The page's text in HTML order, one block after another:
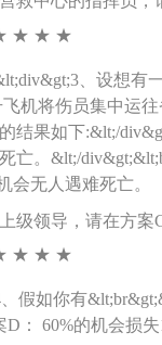
★ ★ ★ ★
、设想有
机将伤员集中运
结果如下:&lt;/
亡。&lt;/
会无人遇难死亡。
级领导，请在方
★ ★ ★ ★
假如你有
D： 60%的机会损